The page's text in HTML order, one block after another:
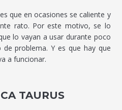
que en ocasiones se caliente y
rato. Por este motivo, se lo
lo vayan a usar durante poco
problema. Y es que hay que
a funcionar.
TAURUS